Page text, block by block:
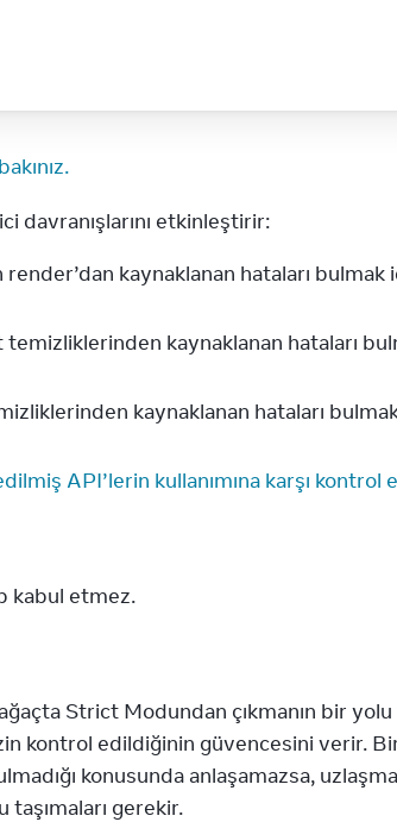
davranışlarını etkinleştirir:
kaynaklanan hataları bulmak
kaynaklanan hataları
kaynaklanan hataları
API’lerin kullanımına karşı kontrol
kabul etmez.
ağaçta Strict Modundan çıkmanın bir
kontrol edildiğinin güvencesini verir.
konusunda anlaşamazsa,
taşımaları gerekir.